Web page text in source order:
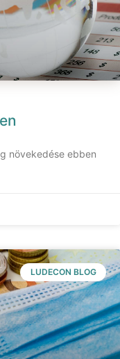
növekedése ebben
LUDECON BLOG